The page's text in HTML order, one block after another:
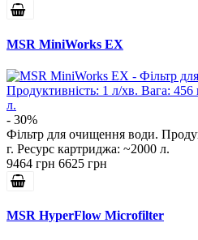
MSR MiniWorks EX
- 30%
Фільтр для очищення води.
г. Ресурс картриджа: ~2000 л.
9464 грн 6625 грн
MSR HyperFlow Microfilter